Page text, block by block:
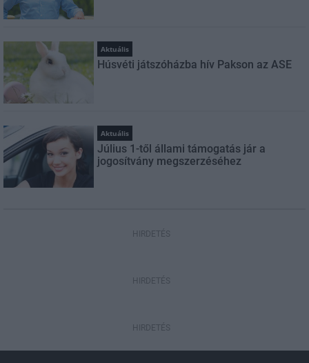
Aktuális
Húsvéti játszóházba hív Pakson az ASE
Aktuális
Július 1-től állami támogatás jár a
jogosítvány megszerzéséhez
HIRDETÉS
HIRDETÉS
HIRDETÉS